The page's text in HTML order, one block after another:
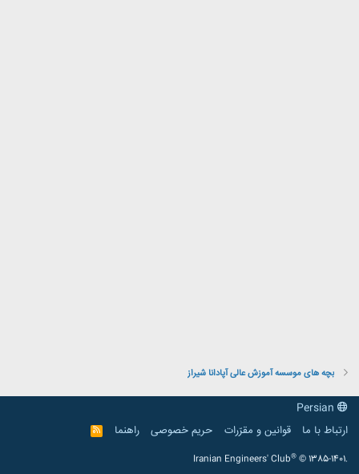
بچه های موسسه آموزش عالی آپادانا شیراز
ارتباط با ما
قوانین و مقرّرات حریم خصوصی راهنما
R
S
Iranian Engineers' Club® © 1385-1401.